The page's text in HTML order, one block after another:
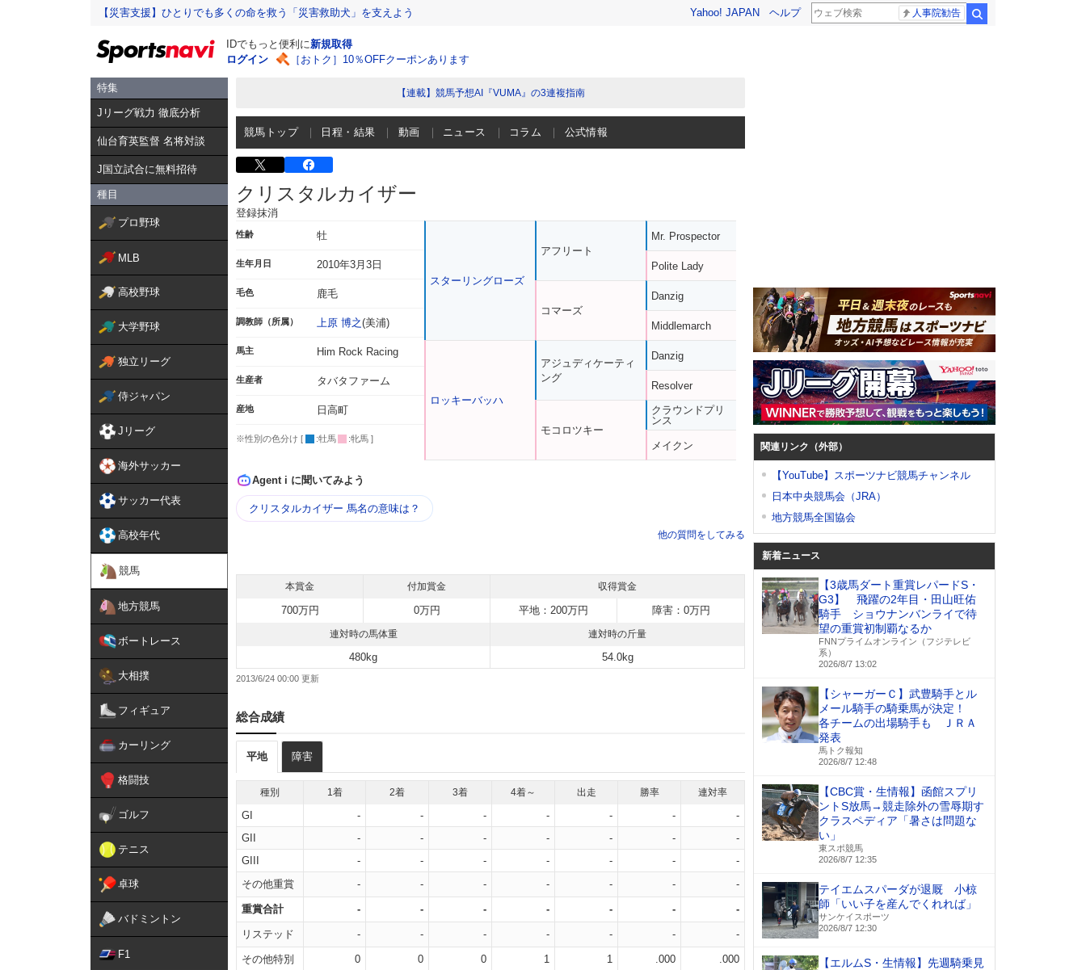
【災害支援】ひとりでも多くの命を救う「災害救助犬」を支えよう Yahoo! JAPAN ヘルプ 人事院勧告
IDでもっと便利に新規取得
ログイン
［おトク］10％OFFクーポンあります
特集
Jリーグ戦力 徹底分析
仙台育英監督 名将対談
J国立試合に無料招待
種目
プロ野球
MLB
高校野球
大学野球
独立リーグ
侍ジャパン
Jリーグ
海外サッカー
サッカー代表
高校年代
競馬
地方競馬
ボートレース
大相撲
フィギュア
カーリング
格闘技
ゴルフ
テニス
卓球
バドミントン
F1
【連載】競馬予想AI『VUMA』の3連複指南
競馬トップ 日程・結果 動画 ニュース コラム 公式情報
クリスタルカイザー
登録抹消
性齢 牡
生年月日 2010年3月3日
毛色 鹿毛
調教師（所属） 上原 博之(美浦)
馬主 Him Rock Racing
生産者 タバタファーム
産地 日高町
※性別の色分け [ :牡馬 :牝馬 ]
スターリングローズ
ロッキーバッハ
アフリート
コマーズ
アジュディケーティ
ング
モコロツキー
Mr. Prospector
Polite Lady
Danzig
Middlemarch
Danzig
Resolver
クラウンドプリ
ンス
メイクン
Agent i に聞いてみよう
クリスタルカイザー 馬名の意味は？
他の質問をしてみる
本賞金 付加賞金 収得賞金
700万円 0万円 平地：200万円 障害：0万円
連対時の馬体重 連対時の斤量
480kg 54.0kg
2013/6/24 00:00
総合成績
平地 障害
種別 1着 2着 3着 4着～ 出走 勝率 連対率
GI - - - - - -
-
GII
- - - - - -
-
GIII
- - - - - -
-
その他重賞
- - - - - - -
重賞合計 - - - - - - -
リステッド - - - - - - -
その他特別 0 0 0 1 1 .000 .000
関連リンク（外部）
【YouTube】スポーツナビ競馬チャンネル
日本中央競馬会（JRA）
地方競馬全国協会
新着ニュース
【3歳馬ダート重賞レパードS・
G3】 飛躍の2年目・田山旺佑
騎手 ショウナンバンライで待
望の重賞初制覇なるか
FNNプライムオンライン（フジテレビ
系）
2026/8/7 13:02
【シャーガーＣ】武豊騎手とル
メール騎手の騎乗馬が決定！
各チームの出場騎手も ＪＲＡ
発表
馬トク報知
2026/8/7 12:48
【CBC賞・生情報】函館スプリ
ントS放馬→競走除外の雪辱期す
クラスペディア「暑さは問題な
い」
東スポ競馬
2026/8/7 12:35
テイエムスパーダが退厩 小椋
師「いい子を産んでくれれば」
サンケイスポーツ
2026/8/7 12:30
【エルムS・生情報】先週騎乗見